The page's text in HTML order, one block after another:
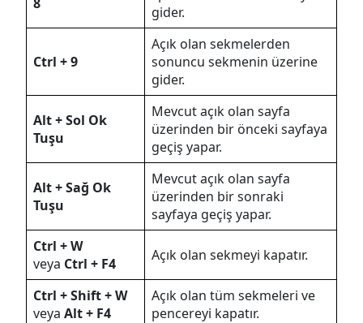
gider.
Ctrl + 9
Açık olan sekmelerden
sonuncu sekmenin üzerine
gider.
Alt + Sol Ok
Tuşu
Mevcut açık olan sayfa
üzerinden bir önceki sayfaya
geçiş yapar.
Alt + Sağ Ok
Tuşu
Mevcut açık olan sayfa
üzerinden bir sonraki
sayfaya geçiş yapar.
Ctrl + W
veya Ctrl + F4 Açık olan sekmeyi kapatır.
Ctrl + Shift + W
veya Alt + F4
Açık olan tüm sekmeleri ve
pencereyi kapatır.